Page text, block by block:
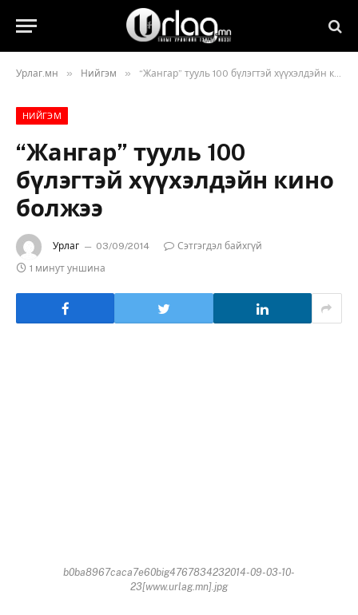
Урлаг.мн » Нийгэм » “Жангар” тууль 100 бүлэгтэй хүүхэлдэйн кино болжээ
НИЙГЭМ
“Жангар” тууль 100
бүлэгтэй хүүхэлдэйн кино
болжээ
Урлаг 03/09/2014
Сэтгэгдэл байхгүй
1 минут уншина
b0ba8967caca7e60big4767834232014-09-03-10-
23[www.urlag.mn].jpg